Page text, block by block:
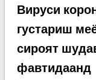
Вируси
густариш
сироят
фавтидаанд